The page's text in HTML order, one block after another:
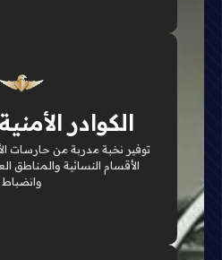
الكوادر
توفير نخبة مدربة من حارسات
الأقسام النسائية والمناطق
وانضباط
طواقم نسائية مدربة بكفاءة
والفعاليات المغلقة